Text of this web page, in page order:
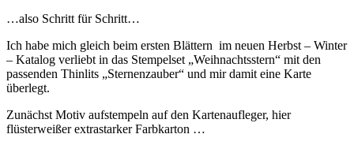
…also Schritt für Schritt…
Ich habe mich gleich beim ersten Blättern im neuen Herbst – Winter
– Katalog verliebt in das Stempelset „Weihnachtsstern“ mit den
passenden Thinlits „Sternenzauber“ und mir damit eine Karte
überlegt.
Zunächst Motiv aufstempeln auf den Kartenaufleger, hier
flüsterweißer extrastarker Farbkarton …